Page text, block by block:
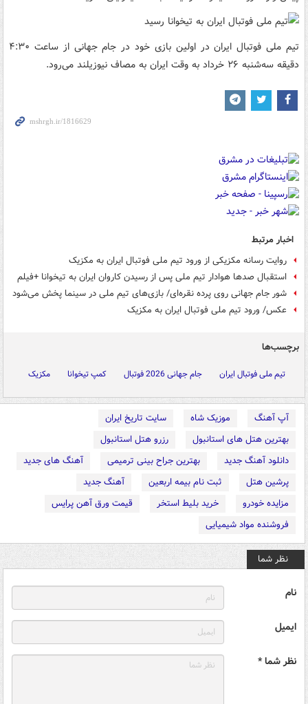
تیم ملی فوتبال ایران در اولین بازی خود در جام جهانی از ساعت ۴:۳۰
دقیقه سه‌شنبه ۲۶ خرداد به وقت ایران به مصاف نیوزیلند می‌رود.
اخبار مرتبط
روایت رسانه مکزیکی از ورود تیم ملی فوتبال ایران به مکزیک
استقبال صدها هوادار تیم ملی پس از رسیدن کاروان ایران به تیخوانا +فیلم
شور جام جهانی روی پرده نقره‌ای/ بازی‌های تیم ملی در سینما پخش می‌شود
عکس/ ورود تیم ملی فوتبال ایران به مکزیک
برچسب‌ها
تیم ملی فوتبال ایران جام جهانی 2026 فوتبال کمپ تیخوانا مکزیک
آپ آهنگ موزیک شاه
سایت تاریخ ایران
بهترین هتل های استانبول
رزرو هتل استانبول
دانلود آهنگ جدید
بهترین جراح بینی ترمیمی
آهنگ های جدید
پرشین هتل
ثبت نام بیمه اربعین
آهنگ جدید
مزایده خودرو
خرید بلیط استخر
قیمت ورق آهن پرایس
فروشنده مواد شیمیایی
نظر شما
نام
ایمیل
نظر شما *